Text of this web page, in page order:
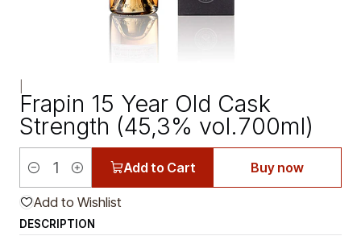
Frapin 15 Year Old Cask
Strength (45,3% vol.700ml)
Quantity
Add to Cart Buy now
Add to Wishlist
DESCRIPTION